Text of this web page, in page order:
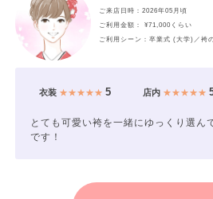
ご来店日時：2026年05月頃
ご利用金額： ¥71,000くらい
ご利用シーン：卒業式 (大学)／袴
衣装★★★★★ 5 店内★★★★★
とても可愛い袴を一緒にゆっくり選ん
です！